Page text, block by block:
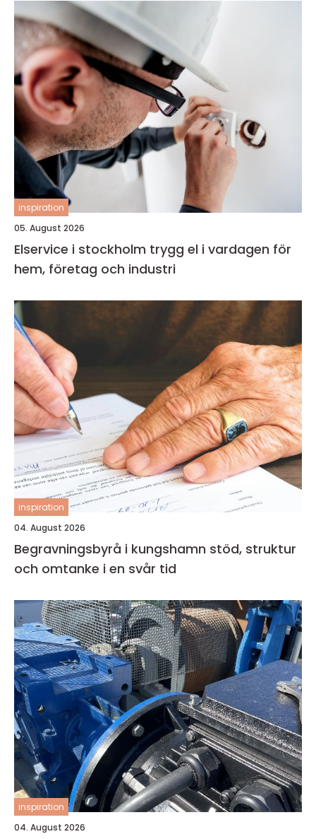
inspiration
05. August 2026
Elservice i stockholm trygg el i vardagen för
hem, företag och industri
inspiration
04. August 2026
Begravningsbyrå i kungshamn stöd, struktur
och omtanke i en svår tid
inspiration
04. August 2026